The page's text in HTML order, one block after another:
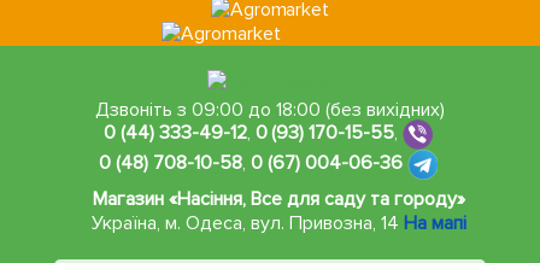
Дзвоніть з 09:00 до 18:00 (без вихідних)
0 (44) 333-49-12, 0 (93) 170-15-55,
0 (48) 708-10-58, 0 (67) 004-06-36
Магазин «Насіння, Все для саду та городу»
Україна, м. Одеса,вул. Привозна, 14 На мапі